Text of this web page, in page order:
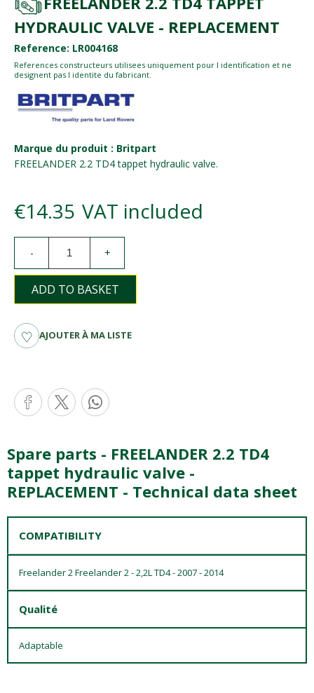
HYDRAULIC VALVE - REPLACEMENT
Reference: LR004168
References constructeurs utilisees uniquement pour l identification et ne
designent pas l identite du fabricant.
Marque du produit : Britpart
FREELANDER 2.2 TD4 tappet hydraulic valve.
€14.35 VAT included
- +
ADD TO BASKET
AJOUTER À MA LISTE
Spare parts - FREELANDER 2.2 TD4
tappet hydraulic valve -
REPLACEMENT - Technical data sheet
COMPATIBILITY
Freelander 2 Freelander 2 - 2,2L TD4 - 2007 - 2014
Qualité
Adaptable